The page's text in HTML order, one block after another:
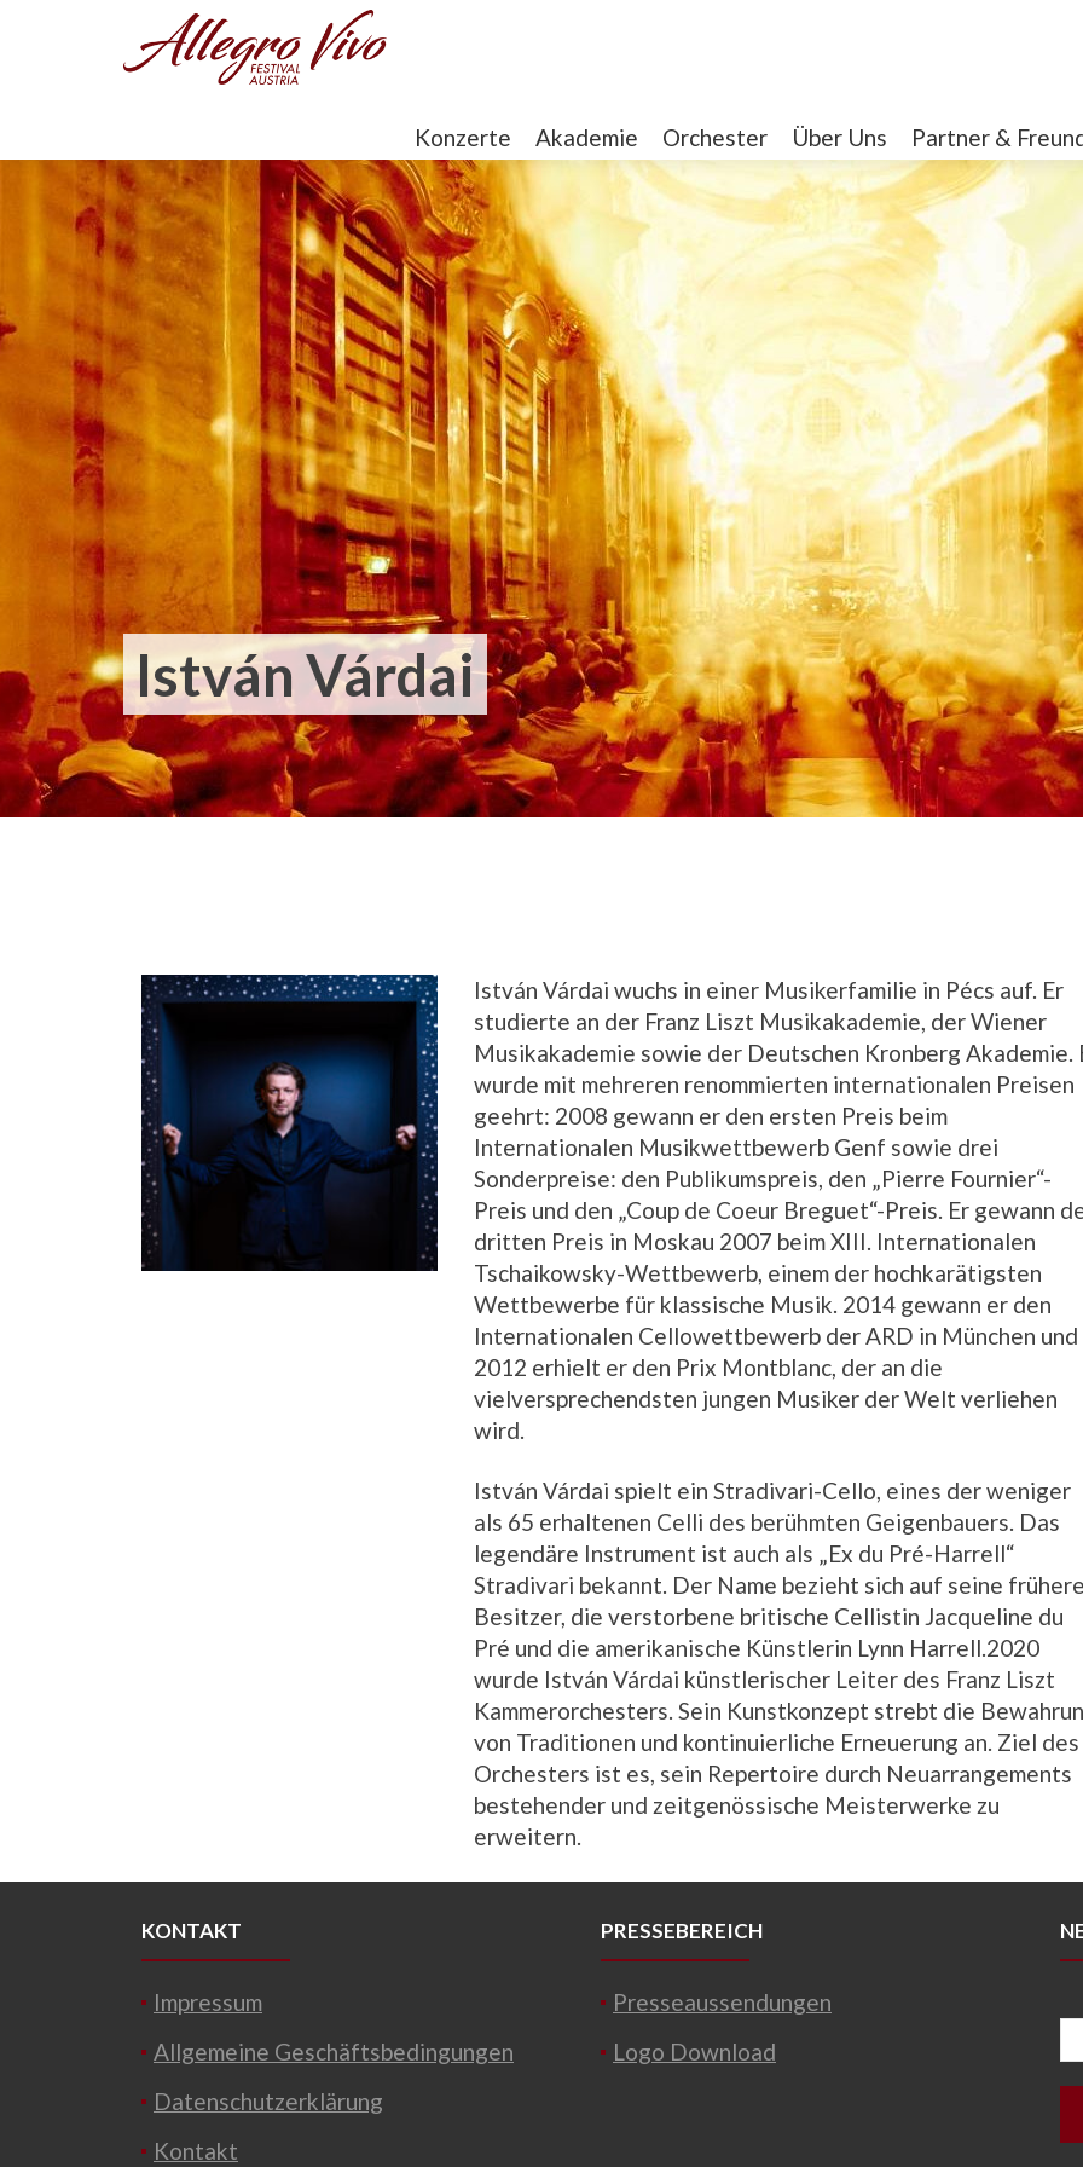
Konzerte Akademie Orchester Über Uns Partner &
István Várdai
István Várdai wuchs in einer Musikerfamilie in Pécs auf. Er
studierte an der Franz Liszt Musikakademie, der Wiener
Musikakademie sowie der Deutschen Kronberg Akademie.
wurde mit mehreren renommierten internationalen Preisen
geehrt: 2008 gewann er den ersten Preis beim
Internationalen Musikwettbewerb Genf sowie drei
Sonderpreise: den Publikumspreis, den „Pierre Fournier“-
Preis und den „Coup de Coeur Breguet“-Preis. Er gewann
dritten Preis in Moskau 2007 beim XIII. Internationalen
Tschaikowsky-Wettbewerb, einem der hochkarätigsten
Wettbewerbe für klassische Musik. 2014 gewann er den
Internationalen Cellowettbewerb der ARD in München und
2012 erhielt er den Prix Montblanc, der an die
vielversprechendsten jungen Musiker der Welt verliehen
wird.
István Várdai spielt ein Stradivari-Cello, eines der weniger
als 65 erhaltenen Celli des berühmten Geigenbauers. Das
legendäre Instrument ist auch als „Ex du Pré-Harrell“
Stradivari bekannt. Der Name bezieht sich auf seine
Besitzer, die verstorbene britische Cellistin Jacqueline du
Pré und die amerikanische Künstlerin Lynn Harrell.2020
wurde István Várdai künstlerischer Leiter des Franz Liszt
Kammerorchesters. Sein Kunstkonzept strebt die
von Traditionen und kontinuierliche Erneuerung an. Ziel des
Orchesters ist es, sein Repertoire durch Neuarrangements
bestehender und zeitgenössische Meisterwerke zu
erweitern.
KONTAKT
Impressum
Allgemeine Geschäftsbedingungen
Datenschutzerklärung
Kontakt
PRESSEBEREICH
Presseaussendungen
Logo Download